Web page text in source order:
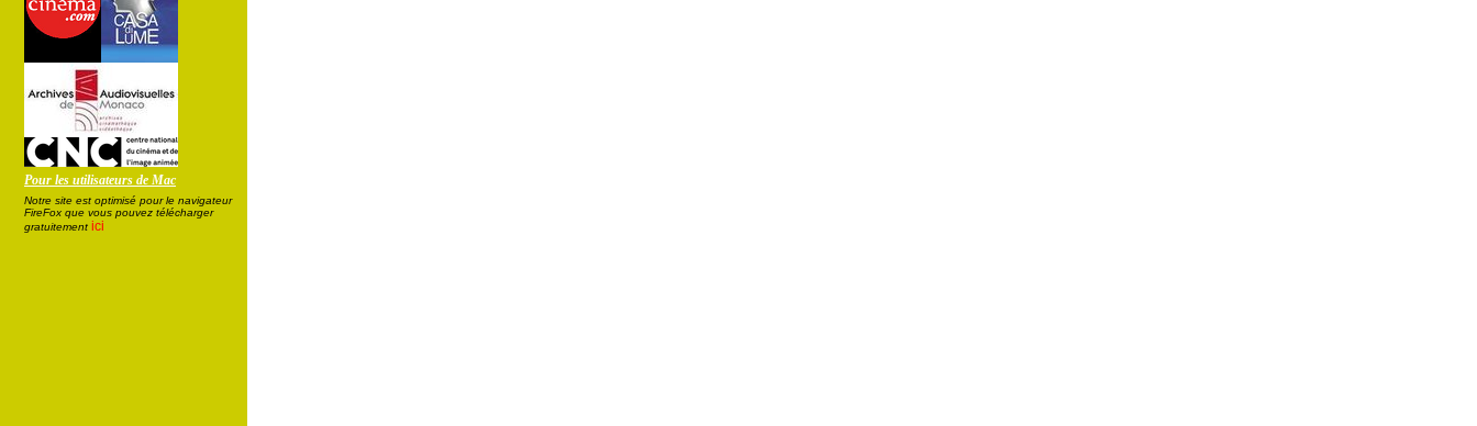
Pour les utilisateurs de Mac
Notre site est optimisé pour le navigateur
FireFox que vous pouvez télécharger
gratuitement ici